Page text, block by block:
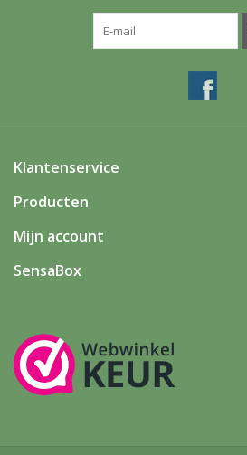
Klantenservice
Producten
Mijn account
SensaBox